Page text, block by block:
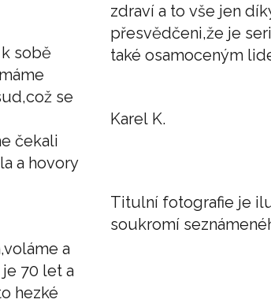
sobě
se
čekali
a hovory
a
70 let a
hezké
zdraví a to vše jen
přesvědčeni,že je
také osamoceným
Karel K.
Titulní fotografie je
soukromí